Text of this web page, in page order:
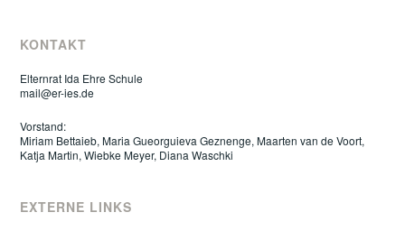
KONTAKT
Elternrat Ida Ehre Schule
mail@er-ies.de
Vorstand:
Miriam Bettaieb, Maria Gueorguieva Geznenge, Maarten van de Voort,
Katja Martin, Wiebke Meyer, Diana Waschki
EXTERNE LINKS